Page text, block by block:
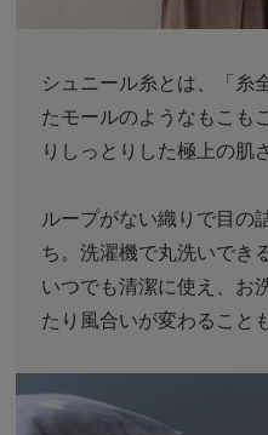
シュニール糸とは、「糸
たモールのようなもこも
りしっとりした極上の肌
ループがない織りで目の
ち。洗濯機で丸洗いでき
いつでも清潔に使え、お
たり風合いが変わること